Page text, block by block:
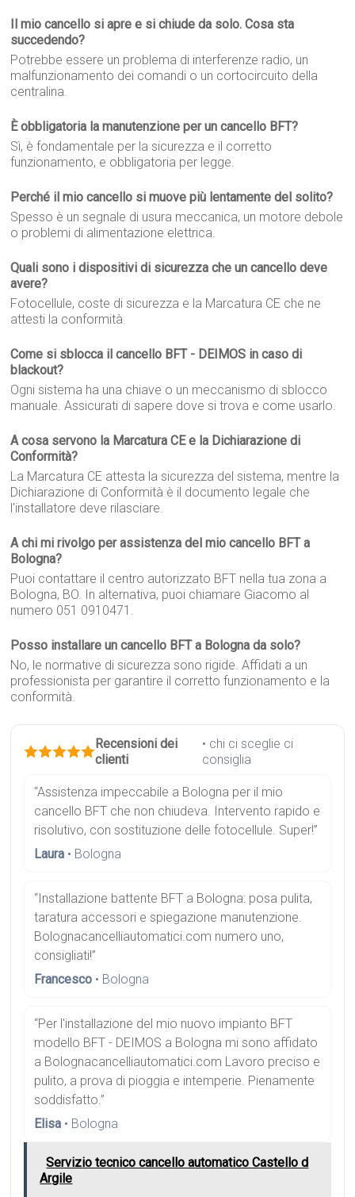
Il mio cancello si apre e si chiude da solo. Cosa sta
succedendo?
Potrebbe essere un problema di interferenze radio, un
malfunzionamento dei comandi o un cortocircuito della
centralina.
È obbligatoria la manutenzione per un cancello BFT?
Sì, è fondamentale per la sicurezza e il corretto
funzionamento, e obbligatoria per legge.
Perché il mio cancello si muove più lentamente del solito?
Spesso è un segnale di usura meccanica, un motore debole
o problemi di alimentazione elettrica.
Quali sono i dispositivi di sicurezza che un cancello deve
avere?
Fotocellule, coste di sicurezza e la Marcatura CE che ne
attesti la conformità.
Come si sblocca il cancello BFT - DEIMOS in caso di
blackout?
Ogni sistema ha una chiave o un meccanismo di sblocco
manuale. Assicurati di sapere dove si trova e come usarlo.
A cosa servono la Marcatura CE e la Dichiarazione di
Conformità?
La Marcatura CE attesta la sicurezza del sistema, mentre la
Dichiarazione di Conformità è il documento legale che
l'installatore deve rilasciare.
A chi mi rivolgo per assistenza del mio cancello BFT a
Bologna?
Puoi contattare il centro autorizzato BFT nella tua zona a
Bologna, BO. In alternativa, puoi chiamare Giacomo al
numero 051 0910471.
Posso installare un cancello BFT a Bologna da solo?
No, le normative di sicurezza sono rigide. Affidati a un
professionista per garantire il corretto funzionamento e la
conformità.
Recensioni dei
clienti
• chi ci sceglie ci
consiglia
“Assistenza impeccabile a Bologna per il mio
cancello BFT che non chiudeva. Intervento rapido e
risolutivo, con sostituzione delle fotocellule. Super!”
Laura • Bologna
“Installazione battente BFT a Bologna: posa pulita,
taratura accessori e spiegazione manutenzione.
Bolognacancelliautomatici.com numero uno,
consigliati!”
Francesco • Bologna
“Per l'installazione del mio nuovo impianto BFT
modello BFT - DEIMOS a Bologna mi sono affidato
a Bolognacancelliautomatici.com Lavoro preciso e
pulito, a prova di pioggia e intemperie. Pienamente
soddisfatto.”
Elisa • Bologna
Servizio tecnico cancello automatico Castello d
Argile